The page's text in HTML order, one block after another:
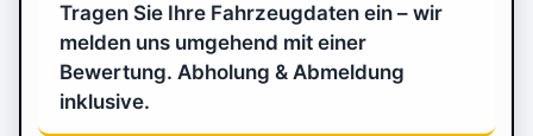
Tragen Sie Ihre Fahrzeugdaten ein – wir
melden uns umgehend mit einer
Bewertung. Abholung & Abmeldung
inklusive.